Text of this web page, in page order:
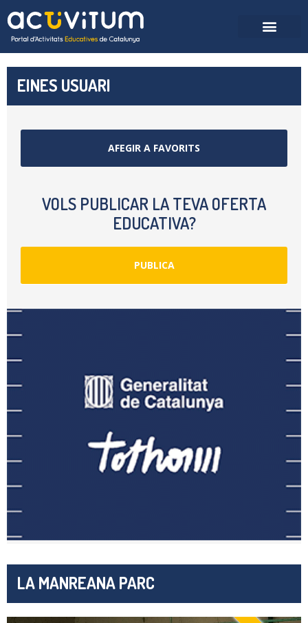
EINES USUARI
AFEGIR A FAVORITS
VOLS PUBLICAR LA TEVA OFERTA
EDUCATIVA?
PUBLICA
LA MANREANA PARC